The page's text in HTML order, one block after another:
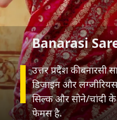
उत्तर प्रदेश की बनारसी
डिजाइन और
सिल्क और सोने/चांदी
फेमस है.